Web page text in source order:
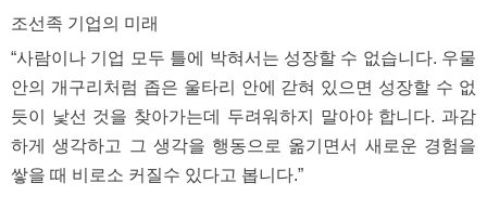
조선족 기업의 미래
“사람이나 기업 모두 틀에 박혀서는 성장할 수 없습니다. 우물
안의 개구리처럼 좁은 울타리 안에 갇혀 있으면 성장할 수 없
듯이 낯선 것을 찾아가는데 두려워하지 말아야 합니다. 과감
하게 생각하고 그 생각을 행동으로 옮기면서 새로운 경험을
쌓을 때 비로소 커질수 있다고 봅니다.”